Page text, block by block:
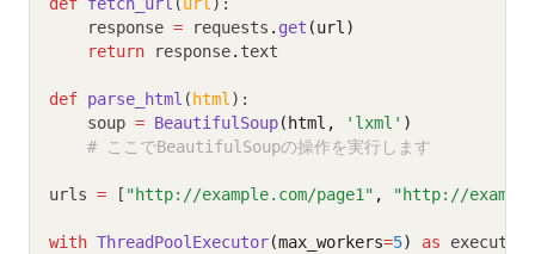
    response
= requests . get (url)
return response. text
def parse_html ( html ):
    soup
= BeautifulSoup(html, 'lxml' )
# ここでBeautifulSoupの操作を実行します
urls = [ "http://example.com/page1" , "http://
with ThreadPoolExecutor(max_workers=5) as executor